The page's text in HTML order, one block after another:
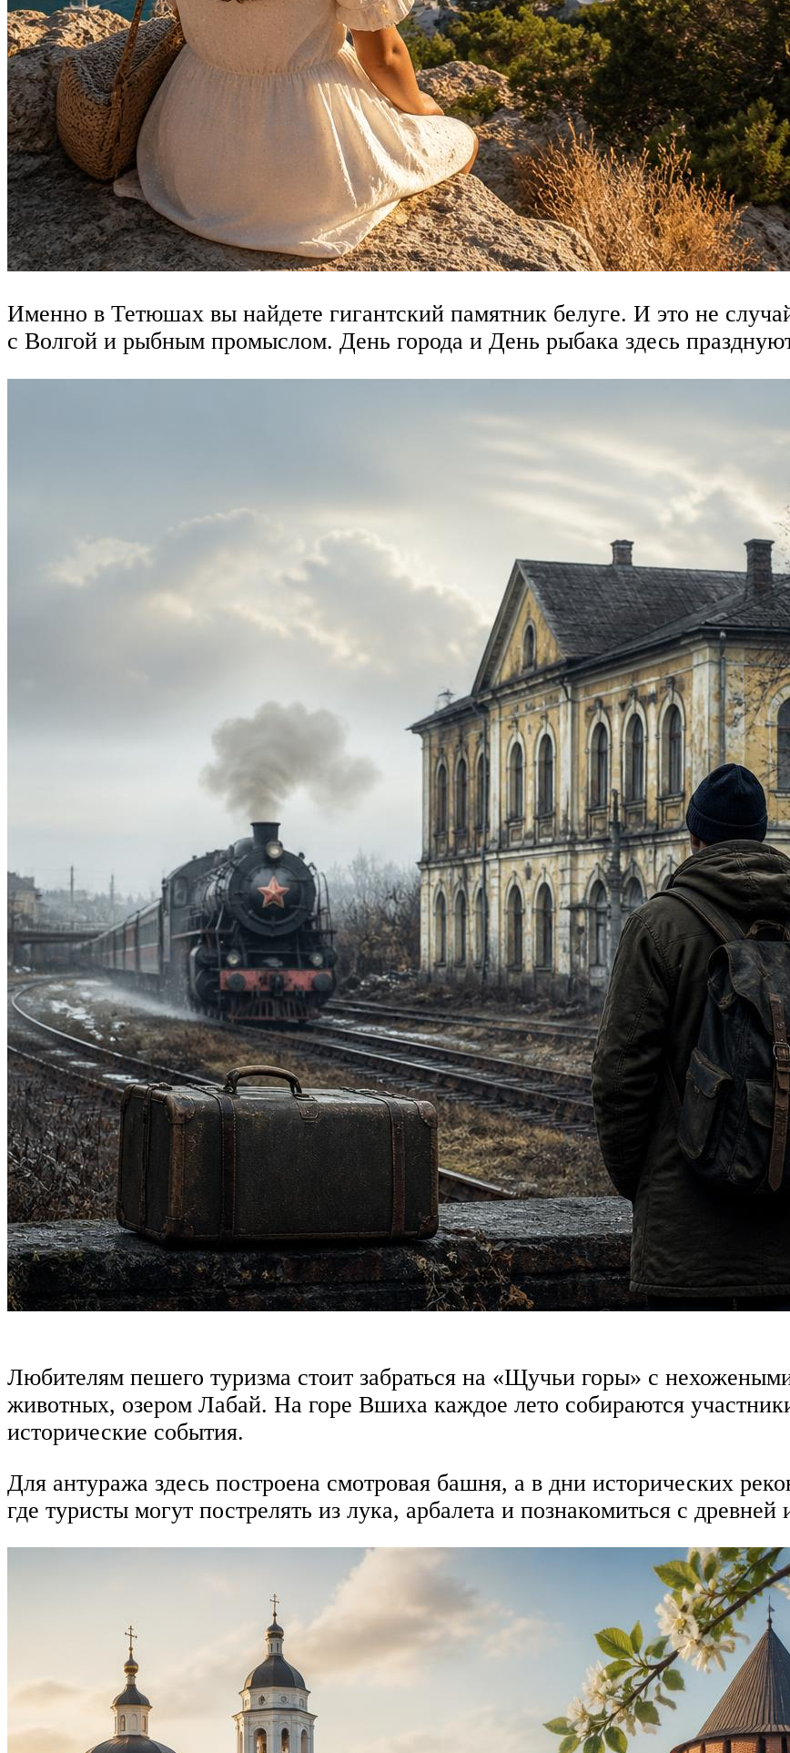
Именно в Тетюшах вы найдете гигантский памятник белуге. И это не
с Волгой и рыбным промыслом. День города и День рыбака здесь
Любителям пешего туризма стоит забраться на «Щучьи горы» с
животных, озером Лабай. На горе Вшиха каждое лето собираются
исторические события.
Для антуража здесь построена смотровая башня, а в дни исторических
где туристы могут пострелять из лука, арбалета и познакомиться с древней